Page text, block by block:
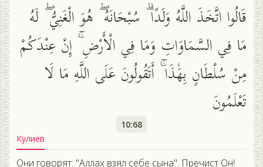
قَالُوا اتَّخَذَ اللَّهُ وَلَدًا ۗ سُبْحَانَهُ ۖ هُوَ الْغَنِيُّ ۖ لَهُ
مَا فِي السَّمَاوَاتِ وَمَا فِي الْأَرْضِ ۚ إِنْ عِنْدَكُمْ
مِنْ سُلْطَانٍ بِهَٰذَا ۚ أَتَقُولُونَ عَلَى اللَّهِ مَا لَا
تَعْلَمُونَ
10:68
Кулиев
Они говорят: "Аллах взял себе сына". Пречист Он!